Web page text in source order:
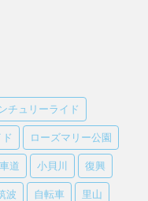
チュリーライド
ローズマリー公園
道 小貝川 復興
波 自転車 里山